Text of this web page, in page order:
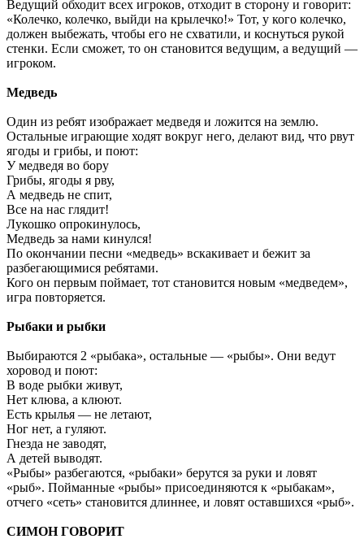
Ведущий обходит всех игроков, отходит в сторону и говорит:
«Колечко, колечко, выйди на крылечко!» Тот, у кого колечко,
должен выбежать, чтобы его не схватили, и коснуться рукой
стенки. Если сможет, то он становится ведущим, а ведущий —
игроком.
Медведь
Один из ребят изображает медведя и ложится на землю.
Остальные играющие ходят вокруг него, делают вид, что рвут
ягоды и грибы, и поют:
У медведя во бору
Грибы, ягоды я рву,
А медведь не спит,
Все на нас глядит!
Лукошко опрокинулось,
Медведь за нами кинулся!
По окончании песни «медведь» вскакивает и бежит за
разбегающимися ребятами.
Кого он первым поймает, тот становится новым «медведем»,
игра повторяется.
Рыбаки и рыбки
Выбираются 2 «рыбака», остальные — «рыбы». Они ведут
хоровод и поют:
В воде рыбки живут,
Нет клюва, а клюют.
Есть крылья — не летают,
Ног нет, а гуляют.
Гнезда не заводят,
А детей выводят.
«Рыбы» разбегаются, «рыбаки» берутся за руки и ловят
«рыб». Пойманные «рыбы» присоединяются к «рыбакам»,
отчего «сеть» становится длиннее, и ловят оставшихся «рыб».
СИМОН ГОВОРИТ